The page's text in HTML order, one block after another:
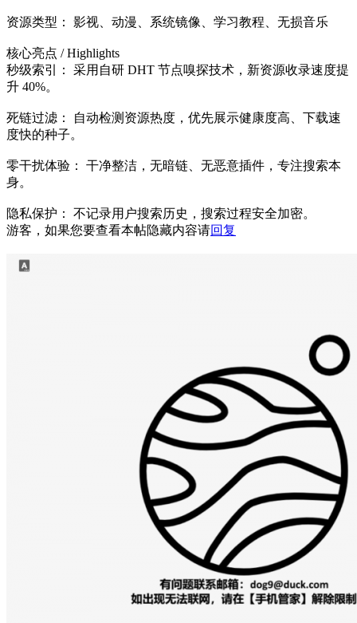
资源类型： 影视、动漫、系统镜像、学习教程、无损音乐
核心亮点 / Highlights
秒级索引： 采用自研 DHT 节点嗅探技术，新资源收录速度提
升 40%。
死链过滤： 自动检测资源热度，优先展示健康度高、下载速
度快的种子。
零干扰体验： 干净整洁，无暗链、无恶意插件，专注搜索本
身。
隐私保护： 不记录用户搜索历史，搜索过程安全加密。
游客，如果您要查看本帖隐藏内容请回复